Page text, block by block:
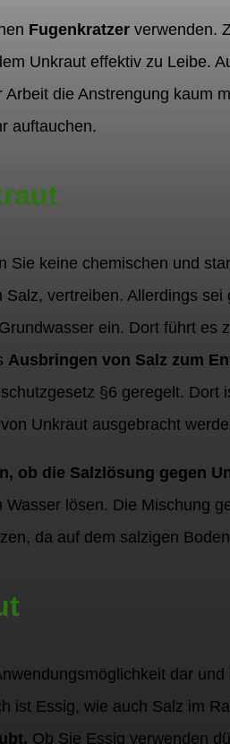
Fugenkratzerverwenden.
Unkraut effektiv zu Leibe.
die Anstrengung kaum
auftauchen.
Sie keine chemischen und
vertreiben. Allerdings sei
ein. Dort führt es
Ausbringen von Salz zum
§6 geregelt.
Unkraut ausgebracht
ob die Salzlösung gegen
lösen. Die Mischung
da auf dem salzigen
dar
ist Essig, wie auch Salz im
Ob Sie Essig verwenden